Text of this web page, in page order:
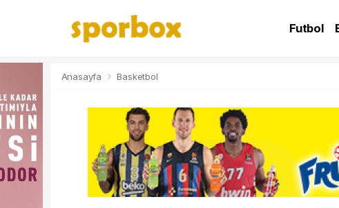
Futbol
Anasayfa Basketbol